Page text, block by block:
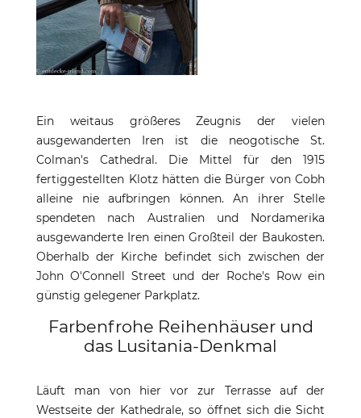
Ein weitaus größeres Zeugnis der vielen
ausgewanderten Iren ist die neogotische St.
Colman's Cathedral. Die Mittel für den 1915
fertiggestellten Klotz hätten die Bürger von Cobh
alleine nie aufbringen können. An ihrer Stelle
spendeten nach Australien und Nordamerika
ausgewanderte Iren einen Großteil der Baukosten.
Oberhalb der Kirche befindet sich zwischen der
John O'Connell Street und der Roche's Row ein
günstig gelegener Parkplatz.
Farbenfrohe Reihenhäuser und
das Lusitania-Denkmal
Läuft man von hier vor zur Terrasse auf der
Westseite der Kathedrale, so öffnet sich die Sicht